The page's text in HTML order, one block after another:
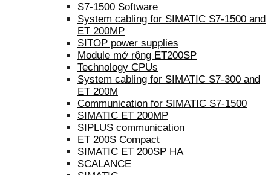
S7-1500 Software
System cabling for SIMATIC S7-1500 and
ET 200MP
SITOP power supplies
Module mở rộng ET200SP
Technology CPUs
System cabling for SIMATIC S7-300 and
ET 200M
Communication for SIMATIC S7-1500
SIMATIC ET 200MP
SIPLUS communication
ET 200S Compact
SIMATIC ET 200SP HA
SCALANCE